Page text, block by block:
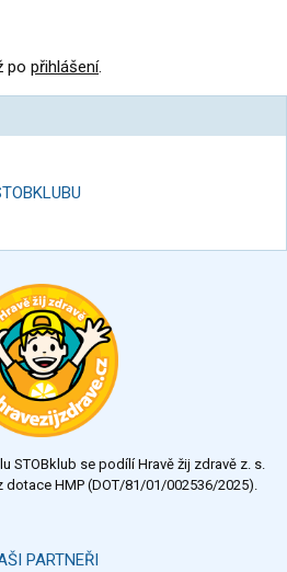
po přihlášení.
STOBklub se podílí Hravě žij zdravě z. s.
HMP (DOT/81/01/002536/2025).
PARTNEŘI